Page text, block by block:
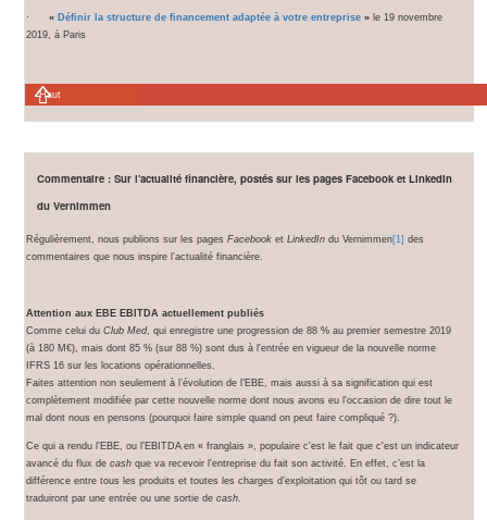
· « Définir la structure de financement adaptée à votre entreprise » le 19 novembre
2019, à Paris
Haut
Commentaire : Sur l'actualité financière, postés sur les pages Facebook et LinkedIn
du Vernimmen
Régulièrement, nous publions sur les pages Facebook et LinkedIn du Vernimmen[1] des
commentaires que nous inspire l’actualité financière.
Attention aux EBE EBITDA actuellement publiés
Comme celui du Club Med, qui enregistre une progression de 88 % au premier semestre 2019
(à 180 M€), mais dont 85 % (sur 88 %) sont dus à l'entrée en vigueur de la nouvelle norme
IFRS 16 sur les locations opérationnelles.
Faites attention non seulement à l’évolution de l’EBE, mais aussi à sa signification qui est
complètement modifiée par cette nouvelle norme dont nous avons eu l'occasion de dire tout le
mal dont nous en pensons (pourquoi faire simple quand on peut faire compliqué ?).
Ce qui a rendu l’EBE, ou l'EBITDA en « franglais », populaire c'est le fait que c'est un indicateur
avancé du flux de cash que va recevoir l'entreprise du fait son activité. En effet, c’est la
différence entre tous les produits et toutes les charges d’exploitation qui tôt ou tard se
traduiront par une entrée ou une sortie de cash.